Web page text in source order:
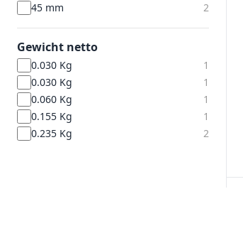
45 mm
2
Gewicht netto
0.030 Kg
1
0.030 Kg
1
0.060 Kg
1
0.155 Kg
1
0.235 Kg
2